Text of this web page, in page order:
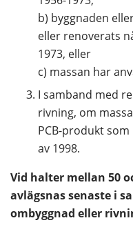
b) byggnaden
eller renoverats
1973, eller
c) massan har
I samband med
rivning, om
PCB-produkt
av 1998.
Vid halter mellan 50
avlägsnas senaste i
ombyggnad eller